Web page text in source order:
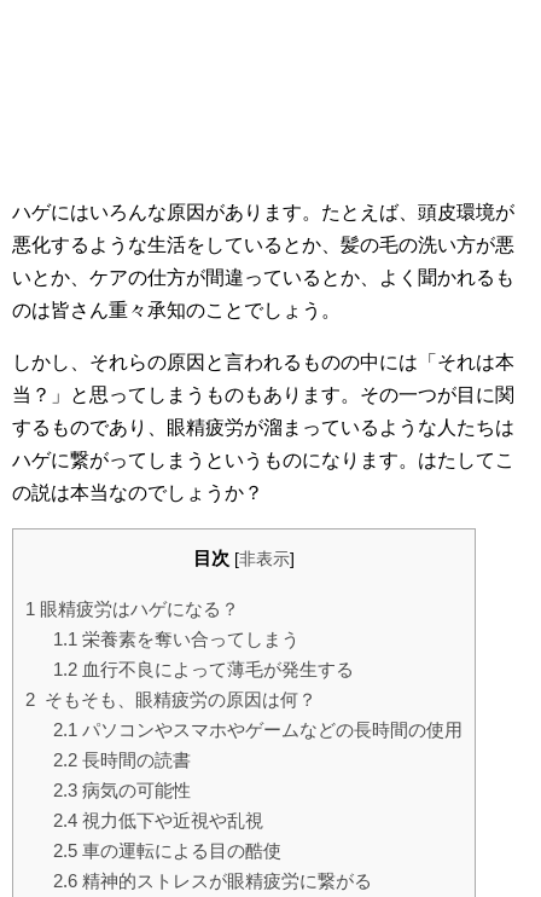
ハゲにはいろんな原因があります。たとえば、頭皮環境が
悪化するような生活をしているとか、髪の毛の洗い方が悪
いとか、ケアの仕方が間違っているとか、よく聞かれるも
のは皆さん重々承知のことでしょう。
しかし、それらの原因と言われるものの中には「それは本
当？」と思ってしまうものもあります。その一つが目に関
するものであり、眼精疲労が溜まっているような人たちは
ハゲに繋がってしまうというものになります。はたしてこ
の説は本当なのでしょうか？
目次 [非表示]
1 眼精疲労はハゲになる？
1.1 栄養素を奪い合ってしまう
1.2血行不良によって薄毛が発生する
2 そもそも、眼精疲労の原因は何？
2.1 パソコンやスマホやゲームなどの長時間の使用
2.2長時間の読書
2.3病気の可能性
2.4視力低下や近視や乱視
2.5車の運転による目の酷使
2.6精神的ストレスが眼精疲労に繋がる